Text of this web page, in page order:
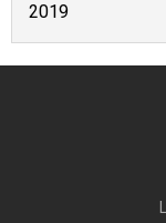
2019